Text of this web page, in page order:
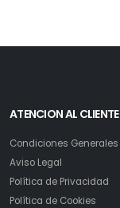
ATENCION AL CLIENTE
Condiciones Generales
Aviso Legal
Política de Privacidad
Política de Cookies